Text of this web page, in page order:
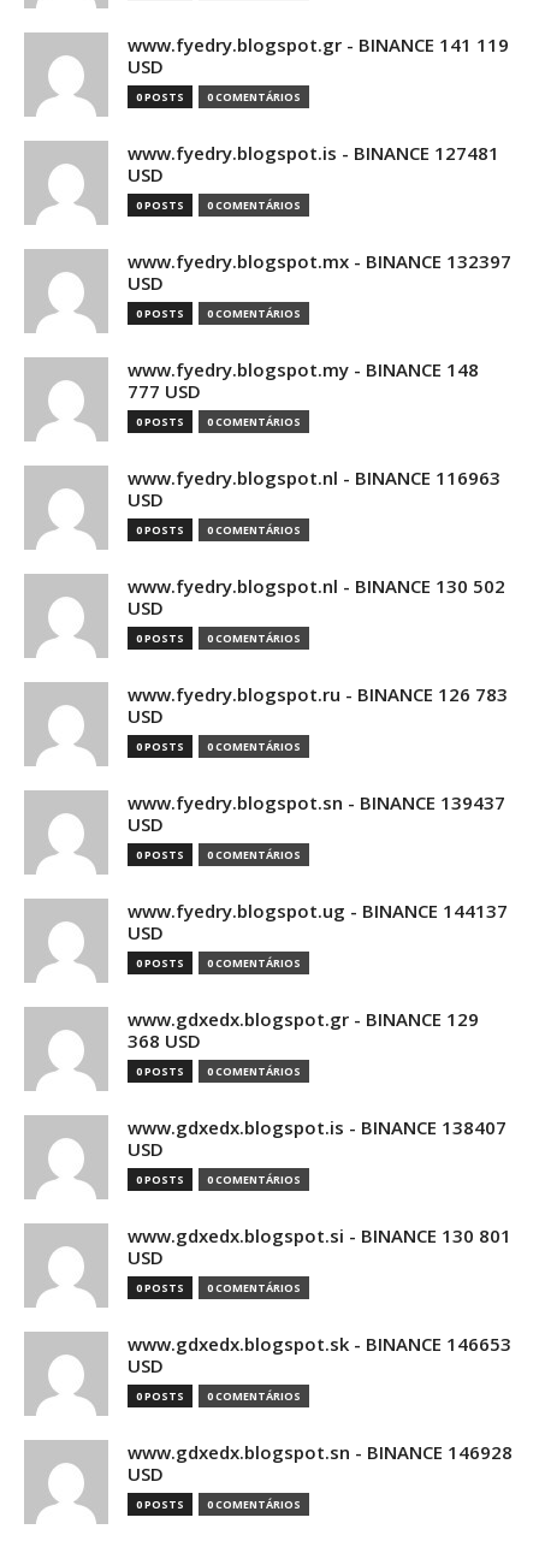
www.fyedry.blogspot.gr - BINANCE 141 119
USD
0 POSTS 0 COMENTÁRIOS
www.fyedry.blogspot.is - BINANCE 127481
USD
0 POSTS 0 COMENTÁRIOS
www.fyedry.blogspot.mx - BINANCE 132397
USD
0 POSTS 0 COMENTÁRIOS
www.fyedry.blogspot.my - BINANCE 148
777 USD
0 POSTS 0 COMENTÁRIOS
www.fyedry.blogspot.nl - BINANCE 116963
USD
0 POSTS 0 COMENTÁRIOS
www.fyedry.blogspot.nl - BINANCE 130 502
USD
0 POSTS 0 COMENTÁRIOS
www.fyedry.blogspot.ru - BINANCE 126 783
USD
0 POSTS 0 COMENTÁRIOS
www.fyedry.blogspot.sn - BINANCE 139437
USD
0 POSTS 0 COMENTÁRIOS
www.fyedry.blogspot.ug - BINANCE 144137
USD
0 POSTS 0 COMENTÁRIOS
www.gdxedx.blogspot.gr - BINANCE 129
368 USD
0 POSTS 0 COMENTÁRIOS
www.gdxedx.blogspot.is - BINANCE 138407
USD
0 POSTS 0 COMENTÁRIOS
www.gdxedx.blogspot.si - BINANCE 130 801
USD
0 POSTS 0 COMENTÁRIOS
www.gdxedx.blogspot.sk - BINANCE 146653
USD
0 POSTS 0 COMENTÁRIOS
www.gdxedx.blogspot.sn - BINANCE 146928
USD
0 POSTS 0 COMENTÁRIOS